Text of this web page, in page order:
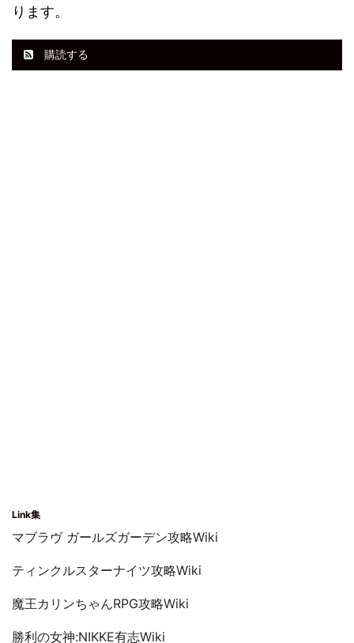
ります。
購読する
Link集
マブラヴ ガールズガーデン攻略Wiki
ティンクルスターナイツ攻略Wiki
魔王カリンちゃんRPG攻略Wiki
勝利の女神:NIKKE有志Wiki